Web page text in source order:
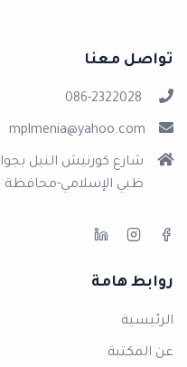
تواصل معنا
086-2322028
mplmenia@yahoo.com
شارع كورنيش النيل
ظبي الإسلامي-محافظة
روابط هامة
الرئيسية
عن المكتبة